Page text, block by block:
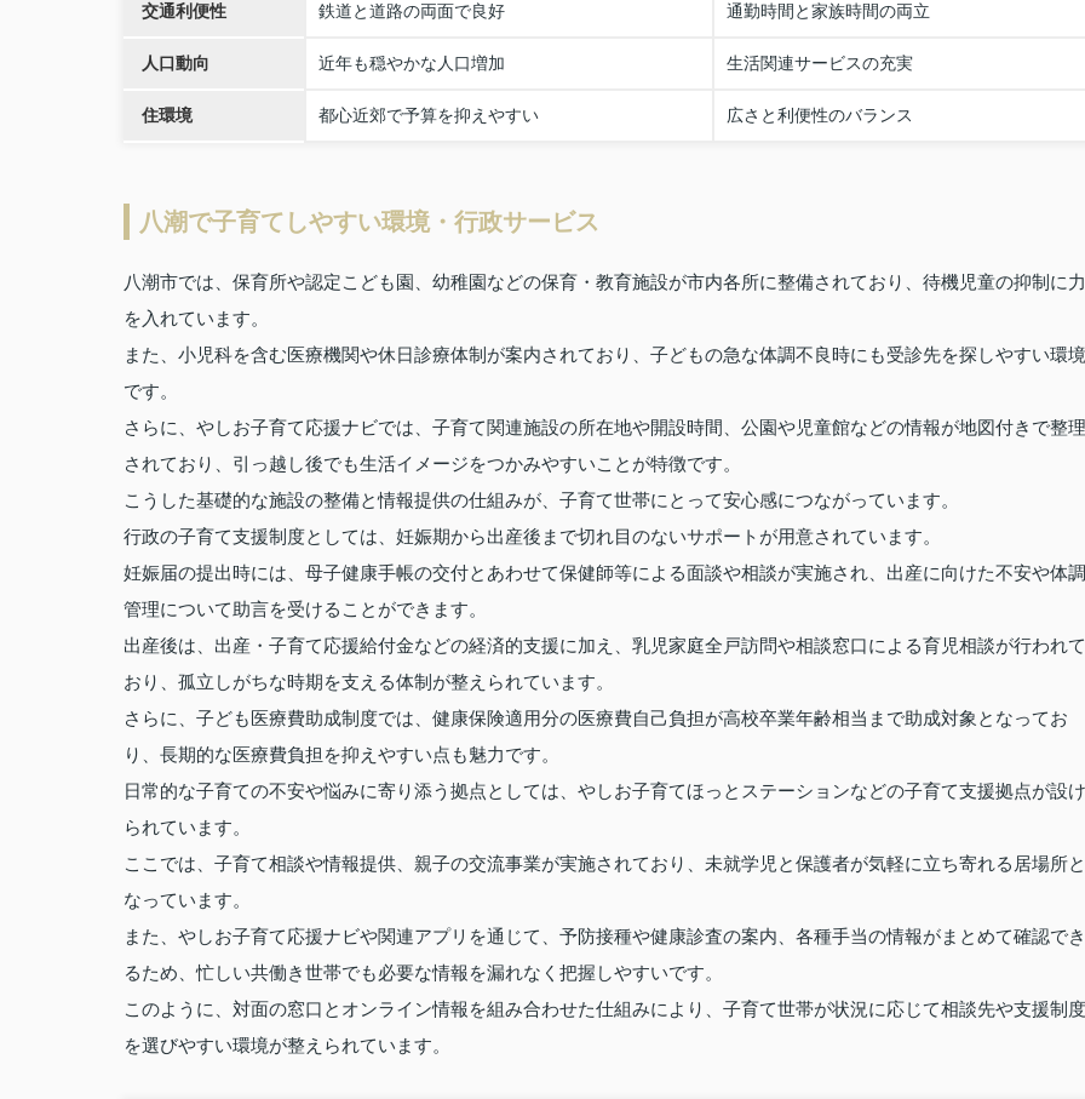
交通利便性 鉄道と道路の両面で良好 通勤時間と家族時間の両立
人口動向 近年も穏やかな人口増加 生活関連サービスの充実
住環境 都心近郊で予算を抑えやすい 広さと利便性のバランス
八潮で子育てしやすい環境・行政サービス
八潮市では、保育所や認定こども園、幼稚園などの保育・教育施設が市内各所に整備されており、待機児童の抑制に力
を入れています。
また、小児科を含む医療機関や休日診療体制が案内されており、子どもの急な体調不良時にも受診先を探しやすい環境
です。
さらに、やしお子育て応援ナビでは、子育て関連施設の所在地や開設時間、公園や児童館などの情報が地図付きで整理
されており、引っ越し後でも生活イメージをつかみやすいことが特徴です。
こうした基礎的な施設の整備と情報提供の仕組みが、子育て世帯にとって安心感につながっています。
行政の子育て支援制度としては、妊娠期から出産後まで切れ目のないサポートが用意されています。
妊娠届の提出時には、母子健康手帳の交付とあわせて保健師等による面談や相談が実施され、出産に向けた不安や体調
管理について助言を受けることができます。
出産後は、出産・子育て応援給付金などの経済的支援に加え、乳児家庭全戸訪問や相談窓口による育児相談が行われて
おり、孤立しがちな時期を支える体制が整えられています。
さらに、子ども医療費助成制度では、健康保険適用分の医療費自己負担が高校卒業年齢相当まで助成対象となってお
り、長期的な医療費負担を抑えやすい点も魅力です。
日常的な子育ての不安や悩みに寄り添う拠点としては、やしお子育てほっとステーションなどの子育て支援拠点が設け
られています。
ここでは、子育て相談や情報提供、親子の交流事業が実施されており、未就学児と保護者が気軽に立ち寄れる居場所と
なっています。
また、やしお子育て応援ナビや関連アプリを通じて、予防接種や健康診査の案内、各種手当の情報がまとめて確認でき
るため、忙しい共働き世帯でも必要な情報を漏れなく把握しやすいです。
このように、対面の窓口とオンライン情報を組み合わせた仕組みにより、子育て世帯が状況に応じて相談先や支援制度
を選びやすい環境が整えられています。